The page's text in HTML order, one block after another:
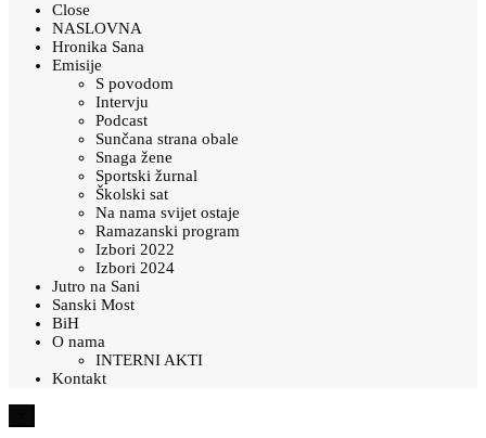
Close
NASLOVNA
Hronika Sana
Emisije
S povodom
Intervju
Podcast
Sunčana strana obale
Snaga žene
Sportski žurnal
Školski sat
Na nama svijet ostaje
Ramazanski program
Izbori 2022
Izbori 2024
Jutro na Sani
Sanski Most
BiH
O nama
INTERNI AKTI
Kontakt